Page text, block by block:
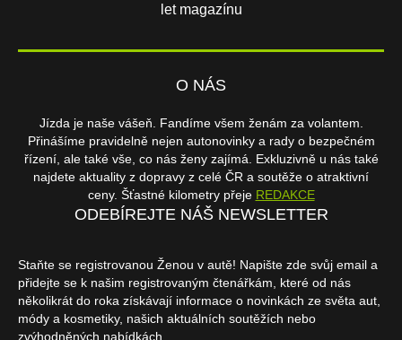
let magazínu
O NÁS
Jízda je naše vášeň. Fandíme všem ženám za volantem.
Přinášíme pravidelně nejen autonovinky a rady o bezpečném
řízení, ale také vše, co nás ženy zajímá. Exkluzivně u nás také
najdete aktuality z dopravy z celé ČR a soutěže o atraktivní
ceny. Šťastné kilometry přeje REDAKCE
ODEBÍREJTE NÁŠ NEWSLETTER
Staňte se registrovanou Ženou v autě! Napište zde svůj email a
přidejte se k našim registrovaným čtenářkám, které od nás
několikrát do roka získávají informace o novinkách ze světa aut,
módy a kosmetiky, našich aktuálních soutěžích nebo
zvýhodněných nabídkách.